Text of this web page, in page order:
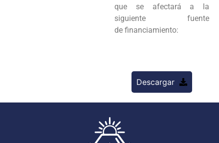
que se afectará a la
siguiente fuente
de financiamiento:
Descargar